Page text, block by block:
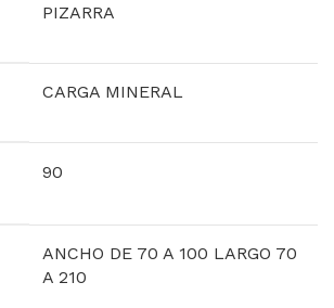
PIZARRA
CARGA MINERAL
90
ANCHO DE 70 A 100 LARGO 70
A 210